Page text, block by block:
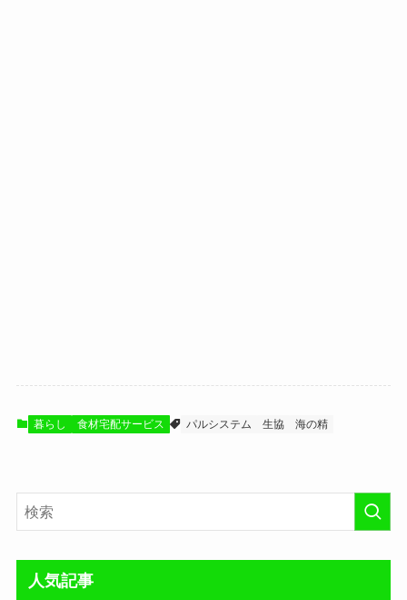
暮らし 食材宅配サービス パルシステム 生協 海の精
人気記事